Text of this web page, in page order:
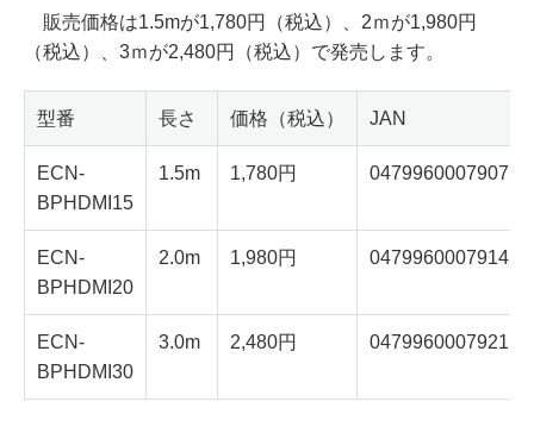
販売価格は1.5mが1,780円（税込）、2ｍが1,980円
（税込）、3ｍが2,480円（税込）で発売します。
型番 長さ 価格（税込） JAN
ECN-
BPHDMI15
1.5m 1,780円 0479960007907
ECN-
BPHDMI20
2.0m 1,980円 0479960007914
ECN-
BPHDMI30
3.0m 2,480円 0479960007921